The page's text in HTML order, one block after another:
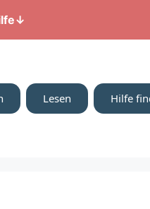
↓
Lesen Hilfe